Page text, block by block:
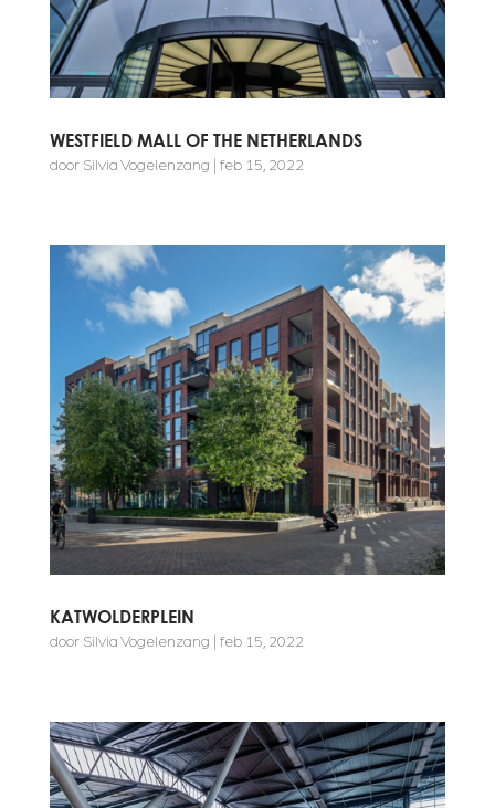
WESTFIELD MALL OF THE NETHERLANDS
door Silvia Vogelenzang feb 15, 2022
KATWOLDERPLEIN
door Silvia Vogelenzang feb 15, 2022